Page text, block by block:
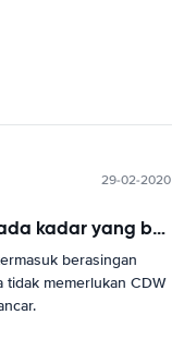
29-02-2020
Sentiasa Service baik pada kadar yang berpatutan
berasingan
tidak memerlukan CDW